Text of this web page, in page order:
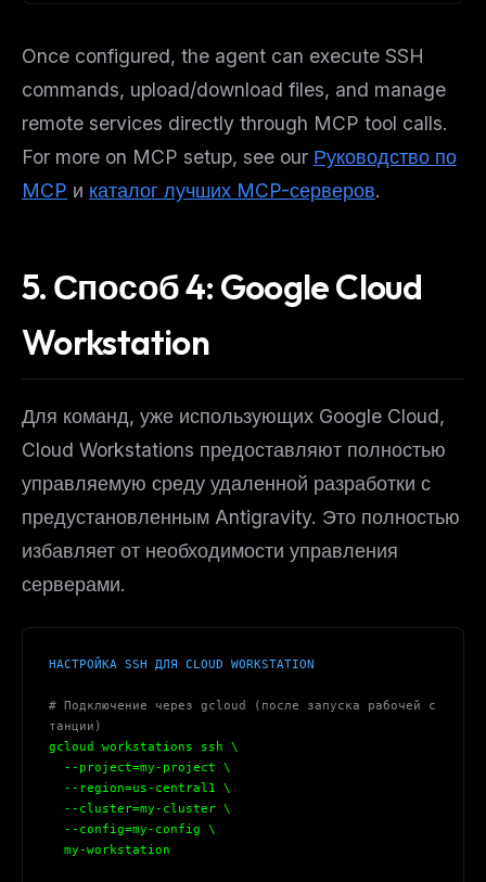
Once configured, the agent can execute SSH
commands, upload/download files, and manage
remote services directly through MCP tool calls.
For more on MCP setup, see our Руководство по
MCP и каталог лучших MCP-серверов.
5. Способ 4: Google Cloud
Workstation
Для команд, уже использующих Google Cloud,
Cloud Workstations предоставляют полностью
управляемую среду удаленной разработки с
предустановленным Antigravity. Это полностью
избавляет от необходимости управления
серверами.
НАСТРОЙКА SSH ДЛЯ CLOUD WORKSTATION
# Подключение через gcloud (после запуска рабочей с
танции)
gcloud workstations ssh \
--project=my-project \
--region=us-central1 \
--cluster=my-cluster \
--config=my-config \
my-workstation